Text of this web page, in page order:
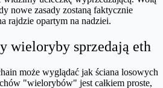
nowe zasady zostaną faktycznie
rajdzie opartym na nadziei.
wieloryby sprzedają eth
może wyglądać jak ściana losowych
"wielorybów" jest całkiem proste,